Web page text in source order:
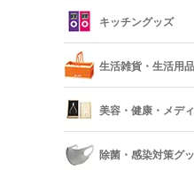
キッチングッズ
生活雑貨・生活用品
美容・健康・メデ
除菌・感染対策グ